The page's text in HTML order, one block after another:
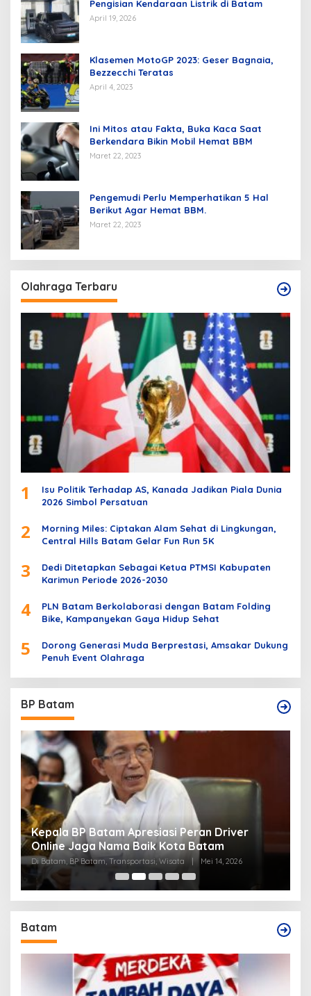
Pengisian Kendaraan Listrik di Batam
April 19, 2026
Klasemen MotoGP 2023: Geser Bagnaia,
Bezzecchi Teratas
April 4, 2023
Ini Mitos atau Fakta, Buka Kaca Saat
Berkendara Bikin Mobil Hemat BBM
Maret 22, 2023
Pengemudi Perlu Memperhatikan 5 Hal
Berikut Agar Hemat BBM.
Maret 22, 2023
Olahraga Terbaru
1
Isu Politik Terhadap AS, Kanada Jadikan Piala Dunia
2026 Simbol Persatuan
2
Morning Miles: Ciptakan Alam Sehat di Lingkungan,
Central Hills Batam Gelar Fun Run 5K
3
Dedi Ditetapkan Sebagai Ketua PTMSI Kabupaten
Karimun Periode 2026-2030
4
PLN Batam Berkolaborasi dengan Batam Folding
Bike, Kampanyekan Gaya Hidup Sehat
5
Dorong Generasi Muda Berprestasi, Amsakar Dukung
Penuh Event Olahraga
BP Batam
Kepala BP Batam Apresiasi Peran Driver
Online Jaga Nama Baik Kota Batam
Di Batam, BP Batam, Transportasi, Wisata | Mei 14, 2026
Batam